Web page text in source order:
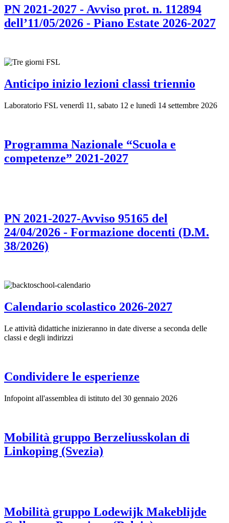
PN 2021-2027 - Avviso prot. n. 112894
dell’11/05/2026 - Piano Estate 2026-2027
Anticipo inizio lezioni classi triennio
Laboratorio FSL venerdì 11, sabato 12 e lunedì 14 settembre 2026
Programma Nazionale “Scuola e
competenze” 2021-2027
PN 2021-2027-Avviso 95165 del
24/04/2026 - Formazione docenti (D.M.
38/2026)
Calendario scolastico 2026-2027
Le attività didattiche inizieranno in date diverse a seconda delle
classi e degli indirizzi
Condividere le esperienze
Infopoint all'assemblea di istituto del 30 gennaio 2026
Mobilità gruppo Berzeliusskolan di
Linkoping (Svezia)
Mobilità gruppo Lodewijk Makeblijde